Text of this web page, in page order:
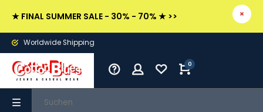
★ FINAL SUMMER SALE - 30% - 70% ★ >>
Worldwide Shipping
0